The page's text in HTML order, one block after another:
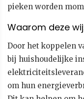
pieken worden
Waarom deze
Door het koppelen
bij huishoudelijke
om hun